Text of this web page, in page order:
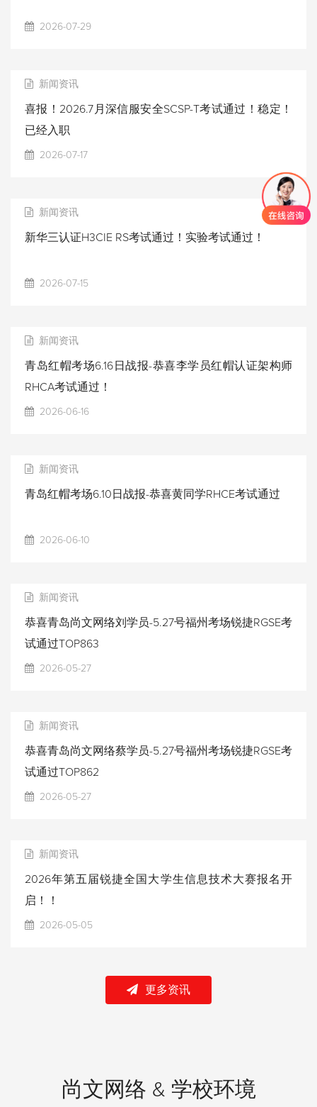
2026-07-29
新闻资讯
喜报！2026.7月深信服安全SCSP-T考试通过！稳定！
已经入职
2026-07-17
新闻资讯
新华三认证H3CIE RS考试通过！实验考试通过！
2026-07-15
新闻资讯
青岛红帽考场6.16日战报-恭喜李学员红帽认证架构师
RHCA考试通过！
2026-06-16
新闻资讯
青岛红帽考场6.10日战报-恭喜黄同学RHCE考试通过
2026-06-10
新闻资讯
恭喜青岛尚文网络刘学员-5.27号福州考场锐捷RGSE考
试通过TOP863
2026-05-27
新闻资讯
恭喜青岛尚文网络蔡学员-5.27号福州考场锐捷RGSE考
试通过TOP862
2026-05-27
新闻资讯
2026年第五届锐捷全国大学生信息技术大赛报名开
启！！
2026-05-05
更多资讯
尚文网络 & 学校环境